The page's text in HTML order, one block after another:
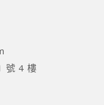
號 4 樓